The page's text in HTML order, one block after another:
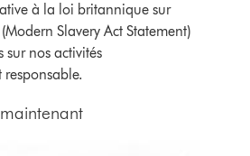
à la loi britannique sur
Slavery Act Statement)
nos activités
responsable.